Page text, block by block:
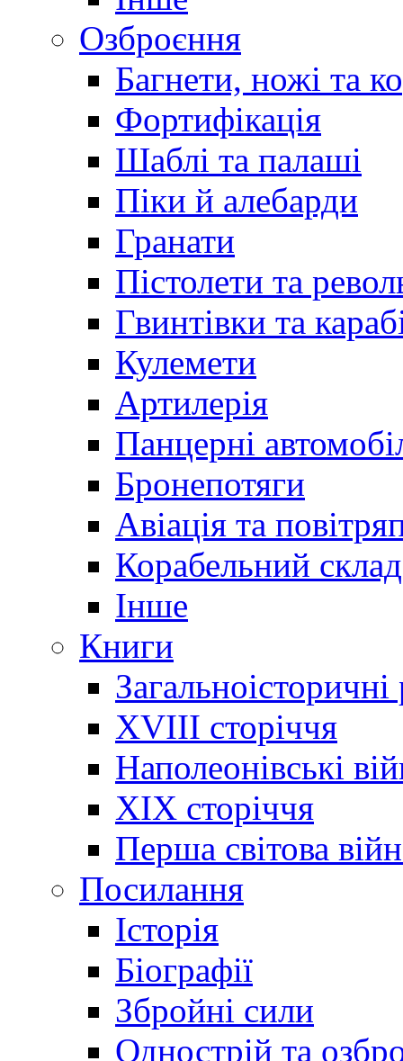
Озброєння
Багнети, ножі та
Фортифікація
Шаблі та палаші
Піки й алебарди
Гранати
Пістолети та
Гвинтівки та
Кулемети
Артилерія
Панцерні
Бронепотяги
Авіація та
Корабельний склад
Інше
Книги
XVIII сторіччя
Наполеонівські
XIX сторіччя
Перша світова
Посилання
Історія
Біографії
Збройні сили
Однострій та